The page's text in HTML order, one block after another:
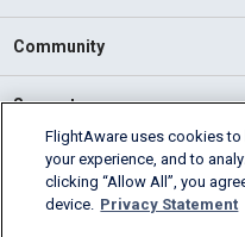
Community
Support
English (USA)
2026 FlightAware
FlightAware uses cookies
your experience, and to
clicking “Allow All”, you
device. Privacy Statement